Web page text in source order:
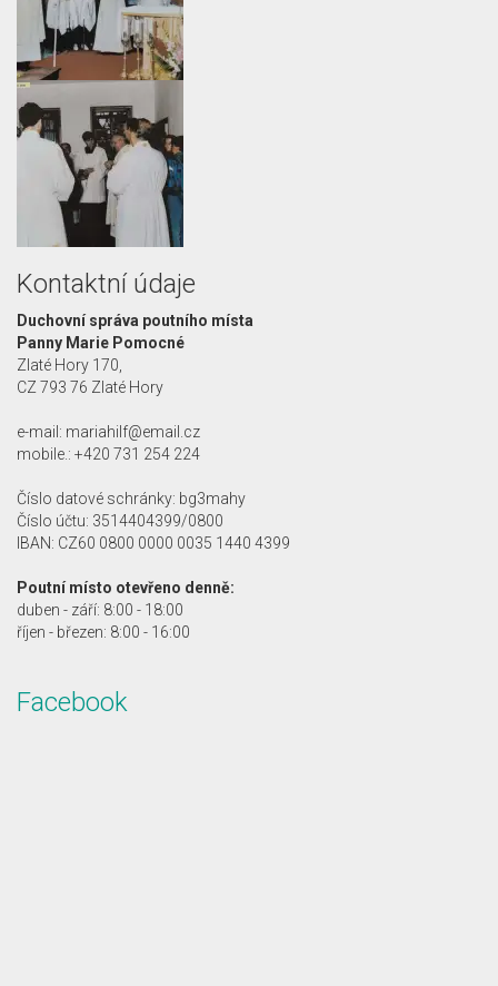
Kontaktní údaje
Duchovní správa poutního místa
Panny Marie Pomocné
Zlaté Hory 170,
CZ 793 76 Zlaté Hory
e-mail: mariahilf@email.cz
mobile.: +420 731 254 224
Číslo datové schránky: bg3mahy
Číslo účtu: 3514404399/0800
IBAN: CZ60 0800 0000 0035 1440 4399
Poutní místo otevřeno denně:
duben - září: 8:00 - 18:00
říjen - březen: 8:00 - 16:00
Facebook